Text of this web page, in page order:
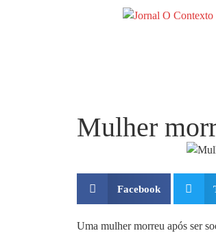
Mulher
Facebook
Uma mulher morreu após ser